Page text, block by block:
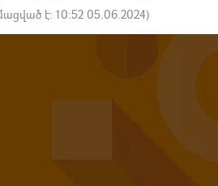
է: 10:52 05.06.2024)